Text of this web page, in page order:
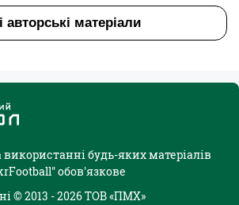
авторські матеріали
будь-яких матеріалів
обов'язкове
© 2013 - 2026 ТОВ «ПМХ»